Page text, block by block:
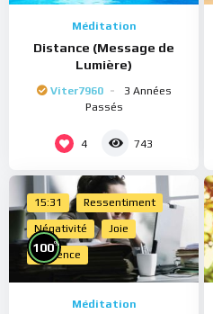
Méditation
Distance (Message de
Lumière)
Viter7960
3 Années
Passés
4 743
15:31 Ressentiment
Négativité Joie
Présence
100%
Méditation